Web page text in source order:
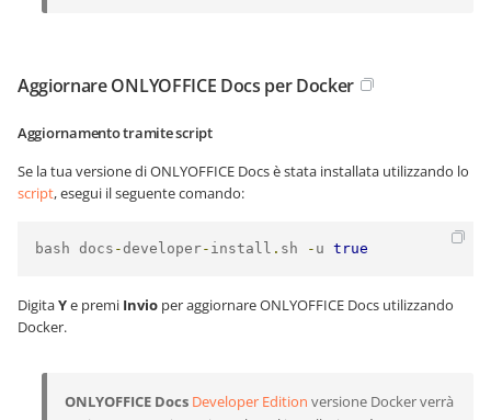
Aggiornare ONLYOFFICE Docs per Docker
Aggiornamento tramite script
Se la tua versione di ONLYOFFICE Docs è stata installata utilizzando lo
script, esegui il seguente comando:
bash docs -developer- install . sh - u true
DigitaYe premi Invio per aggiornare ONLYOFFICE Docs utilizzando
Docker.
ONLYOFFICE Docs Developer Edition versione Docker verrà